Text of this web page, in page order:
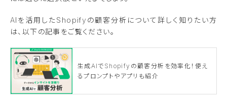
AIを活用したShopifyの顧客分析について詳しく知りたい方
は、以下の記事をご覧ください。
生成AIでShopifyの顧客分析を効率化！使え
るプロンプトやアプリも紹介